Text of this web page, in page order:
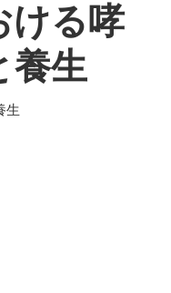
ける哮
養生